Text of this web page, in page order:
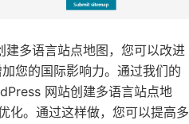
多语言站点地图，您可以改进
您的国际影响力。通过我们的
网站创建多语言站点地
化。通过这样做，您可以提高多